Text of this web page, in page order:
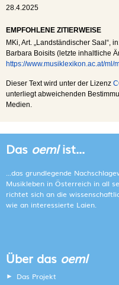
28.4.2025
EMPFOHLENE ZITIERWEISE
MKi , Art. „Landständischer Saal“,
Barbara Boisits (letzte inhaltliche
https://www.musiklexikon.ac.at/
Dieser Text wird unter der Lizenz
unterliegt abweichenden
Medien.
Das oemlist...
...das grundlegende
Musikleben in Österreich in all
richtet sich an die
wie an interessierte Laien.
Über das oeml
Das Projekt